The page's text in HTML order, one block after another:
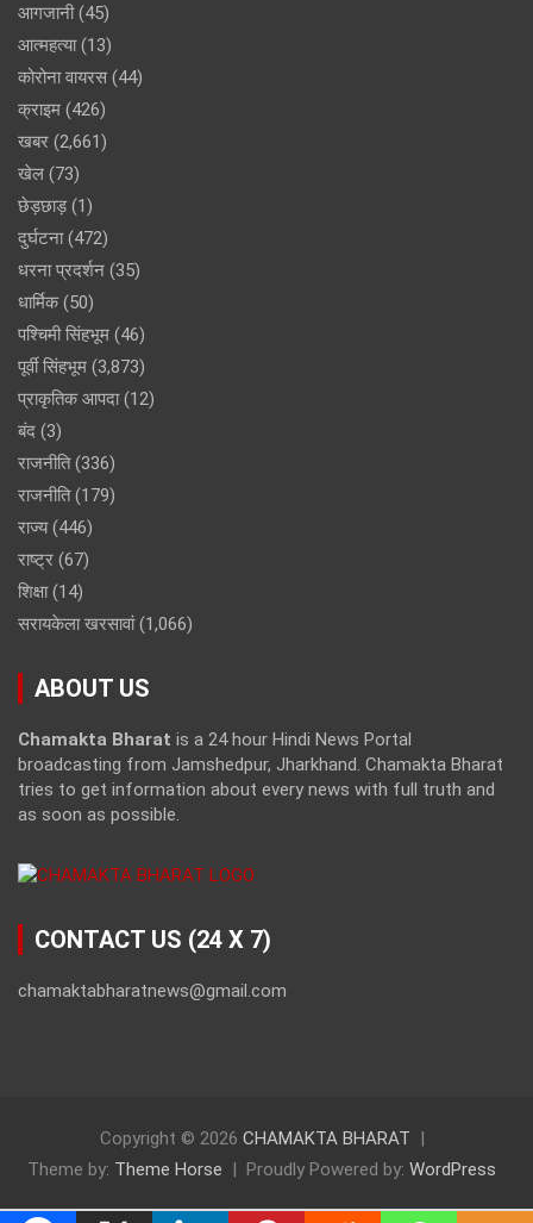
आगजानी(45)
आत्महत्या(13)
कोरोना वायरस (44)
क्राइम (426)
खबर (2,661)
खेल (73)
छेड़छाड़(1)
दुर्घटना(472)
धरना प्रदर्शन (35)
धार्मिक(50)
पश्चिमी सिंहभूम (46)
पूर्वी सिंहभूम (3,873)
प्राकृतिक आपदा(12)
बंद (3)
राजनीति(336)
राजनीति(179)
राज्य(446)
राष्ट्र (67)
शिक्षा(14)
सरायकेला खरसावां(1,066)
ABOUT US
Chamakta Bharat is a 24 hour Hindi News Portal
broadcasting from Jamshedpur, Jharkhand. Chamakta Bharat
tries to get information about every news with full truth and
as soon as possible.
CONTACT US (24 X 7)
chamaktabharatnews@gmail.com
Copyright © 2026 CHAMAKTA BHARAT
Theme by: Theme Horse Proudly Powered by: WordPress